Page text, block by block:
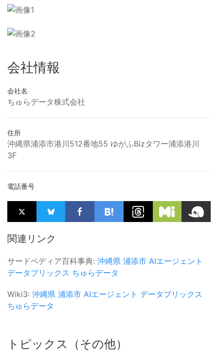
会社情報
会社名
ちゅらデータ株式会社
住所
沖縄県浦添市港川512番地55 ゆがふBizタワー浦添港川
3F
電話番号
関連リンク
サードペディア百科事典: 沖縄県 浦添市 AIエージェント
データブリックス ちゅらデータ
Wiki3: 沖縄県 浦添市 AIエージェント データブリックス
ちゅらデータ
トピックス（その他）